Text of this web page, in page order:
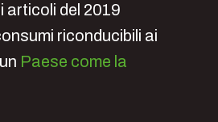
articoli del 2019
riconducibili ai
Paese come la